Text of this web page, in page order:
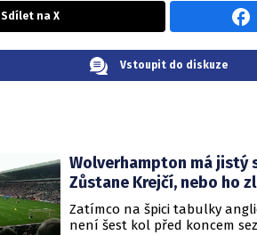
Sdílet na X
Vstoupit do diskuze
Wolverhampton má jistý
Zůstane Krejčí, nebo ho
Zatímco na špici tabulky
není šest kol před koncem